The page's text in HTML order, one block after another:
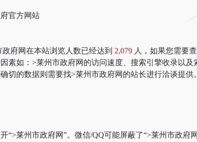
官方网站
府网在本站浏览人数已经达到 2,079 人，如果您需要
素如：>莱州市政府网的访问速度、搜索引擎收录以
切的数据则需要找>莱州市政府网的站长进行洽谈提供
“>莱州市政府网”。微信/QQ可能屏蔽了“>莱州市政